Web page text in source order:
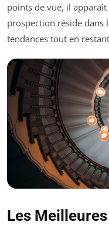
points de vue, il
prospection réside dans
tendances tout en
Les